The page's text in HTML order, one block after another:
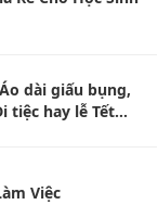
dài giấu bụng,
tiệc hay lễ Tết
Việc